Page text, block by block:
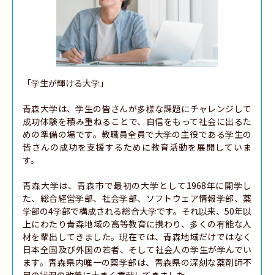
「学生が輝ける大学」
青森大学は、学生の皆さんが多様な課題にチャレンジして
成功体験を積み重ねることで、自信をもって社会に出るた
めの準備の場です。教職員全員で大学の主役である学生の
皆さんの成功を支援するために教育活動を展開していま
す。
青森大学は、青森市で最初の大学として1968年に開学し
た、総合経営学部、社会学部、ソフトウェア情報学部、薬
学部の4学部で構成される総合大学です。それ以来、50年以
上にわたり青森地域の高等教育に携わり、多くの有能な人
材を輩出してきました。現在では、青森地域だけではなく
日本全国及び外国の若者、そして社会人の学生が学んでい
ます。青森県内唯一の薬学部は、青森県の深刻な薬剤師不